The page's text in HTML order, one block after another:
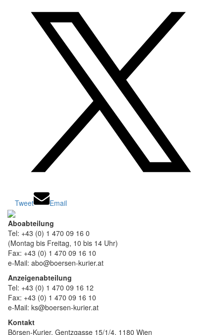
Tweet Email
Aboabteilung
Tel: +43 (0) 1 470 09 16 0
(Montag bis Freitag, 10 bis 14 Uhr)
Fax: +43 (0) 1 470 09 16 10
e-Mail: abo@boersen-kurier.at
Anzeigenabteilung
Tel: +43 (0) 1 470 09 16 12
Fax: +43 (0) 1 470 09 16 10
e-Mail: ks@boersen-kurier.at
Kontakt
Börsen-Kurier, Gentzgasse 15/1/4, 1180 Wien